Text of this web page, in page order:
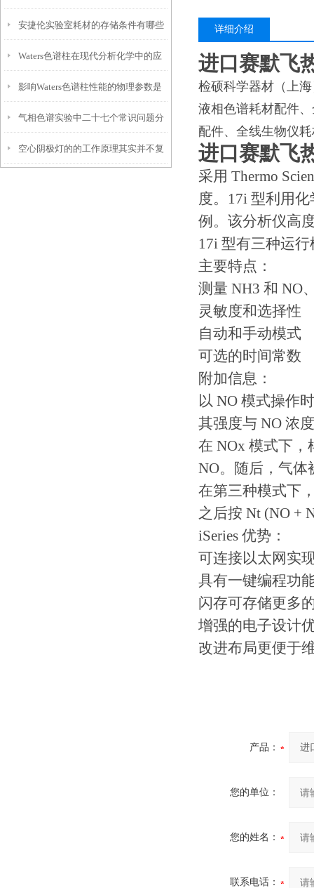
安捷伦实验室耗材的存储条件有哪些
要求？
Waters色谱柱在现代分析化学中的应
用
影响Waters色谱柱性能的物理参数是
什么？
气相色谱实验中二十七个常识问题分
析
空心阴极灯的的工作原理其实并不复
详细介绍
进口赛默飞
检硕科学器材（上
液相色谱耗材配件
配件、全线生物仪
进口赛默飞
采用 Thermo
度。17i 型利用
例。该分析仪高
17i 型有三种运
主要特点：
测量 NH3 和 NO
灵敏度和选择性
自动和手动模式
可选的时间常数
附加信息：
以 NO 模式操作
其强度与 NO 浓
在 NOx 模式下，
NO。随后，气体
在第三种模式下
之后按 Nt (NO +
iSeries 优势：
可连接以太网实
具有一键编程功
闪存可存储更多
增强的电子设计
改进布局更便于
产品：
您的单位：
您的姓名：
联系电话：